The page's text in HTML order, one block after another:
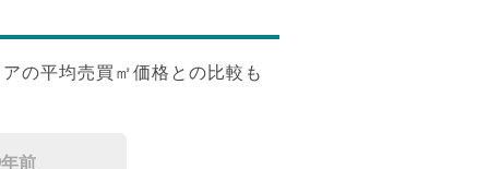
の平均売買㎡価格との比較も
前